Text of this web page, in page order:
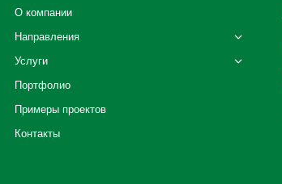
О компании
Направления
Услуги
Портфолио
Примеры проектов
Контакты